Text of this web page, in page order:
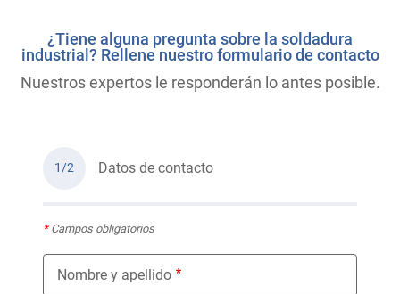
¿Tiene alguna pregunta sobre la soldadura
industrial? Rellene nuestro formulario de contacto
Nuestros expertos le responderán lo antes posible.
1/2 Datos de contacto
*Campos obligatorios
Nombre y apellido